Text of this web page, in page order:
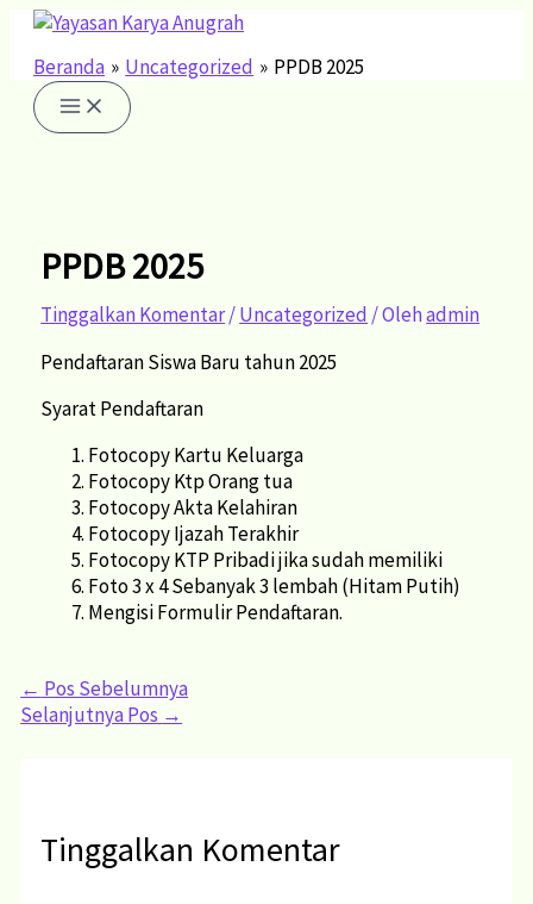
Lewati
konten
Beranda Uncategorized PPDB 2025
PPDB 2025
Tinggalkan Komentar/Uncategorized / Olehadmin
Pendaftaran Siswa Baru tahun 2025
Syarat Pendaftaran
Fotocopy Kartu Keluarga
Fotocopy Ktp Orang tua
Fotocopy Akta Kelahiran
Fotocopy Ijazah Terakhir
Fotocopy KTP Pribadi jika sudah memiliki
Foto 3 x 4 Sebanyak 3 lembah (Hitam Putih)
Mengisi Formulir Pendaftaran.
← Pos Sebelumnya
Selanjutnya Pos →
Tinggalkan Komentar
Ketik
di
sini..
Name*
Email*
Situs
Web